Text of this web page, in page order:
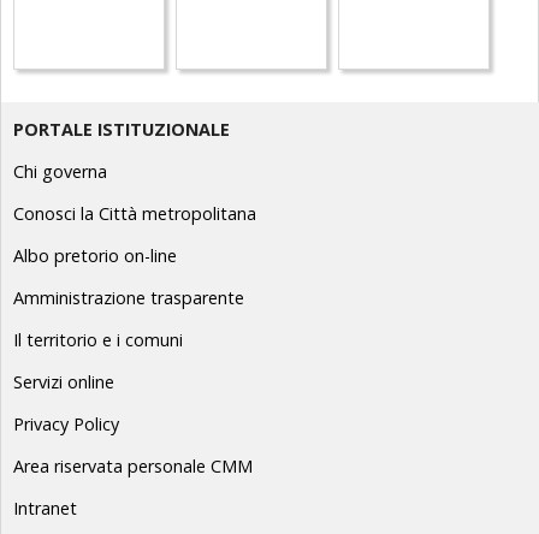
PORTALE ISTITUZIONALE
Chi governa
Conosci la Città metropolitana
Albo pretorio on-line
Amministrazione trasparente
Il territorio e i comuni
Servizi online
Privacy Policy
Area riservata personale CMM
Intranet